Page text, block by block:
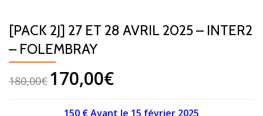
[PACK 2J] 27 ET 28 AVRIL 2025 – INTER2
– FOLEMBRAY
180,00€ 170,00€
150 € Avant le 15 février 2025